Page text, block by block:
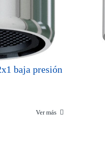
baja presión
Ver más